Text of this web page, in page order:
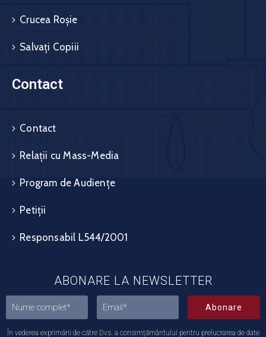
Crucea Roșie
Salvați Copiii
Contact
Contact
Relații cu Mass-Media
Program de Audiențe
Petiții
Responsabil L544/2001
ABONARE LA NEWSLETTER
Abonare
În vederea exprimării de către Dvs. a consimțământului pentru prelucrarea de date